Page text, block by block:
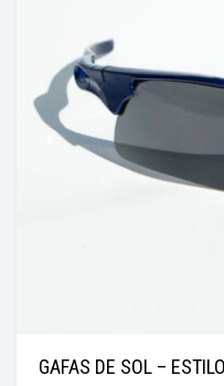
GAFAS DE SOL –